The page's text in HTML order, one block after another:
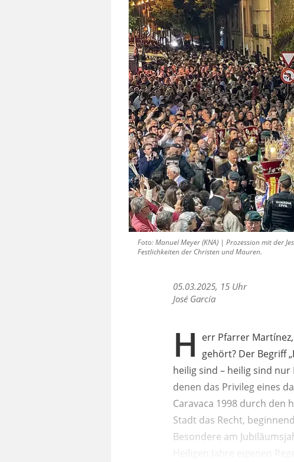
Foto: Manuel Meyer (KNA) | Prozession mit der
Festlichkeiten der Christen und Mauren.
05.03.2025, 15 Uhr
José García
H err Pfarrer Martínez,
gehört? Der Begriff
heilig sind – heilig sind
denen das Privileg eines
Caravaca 1998 durch den
Stadt das Recht,
Besondere am
Heiligen Jahre eigenen